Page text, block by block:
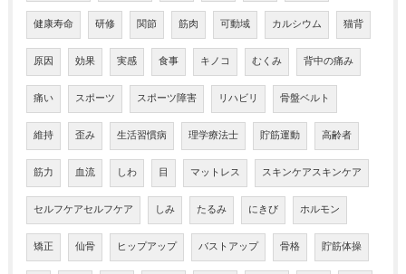
健康寿命 研修 関節 筋肉 可動域 カルシウム 猫背
原因 効果 実感 食事 キノコ むくみ 背中の痛み
痛い スポーツ スポーツ障害 リハビリ 骨盤ベルト
維持 歪み 生活習慣病 理学療法士 貯筋運動 高齢者
筋力 血流 しわ 目 マットレス スキンケアスキンケア
セルフケアセルフケア しみ たるみ にきび ホルモン
矯正 仙骨 ヒップアップ バストアップ 骨格 貯筋体操